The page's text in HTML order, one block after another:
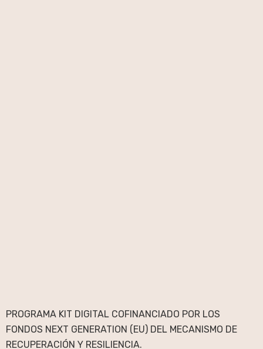
PROGRAMA KIT DIGITAL COFINANCIADO POR LOS
FONDOS NEXT GENERATION (EU) DEL MECANISMO DE
RECUPERACIÓN Y RESILIENCIA.